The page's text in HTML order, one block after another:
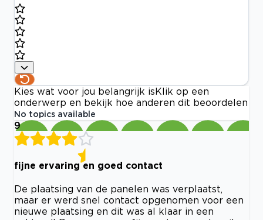
Kies wat voor jou belangrijk is Klik op een
onderwerp en bekijk hoe anderen dit beoordelen
No topics available
9
fijne ervaring en goed contact
De plaatsing van de panelen was verplaatst,
maar er werd snel contact opgenomen voor een
nieuwe plaatsing en dit was al klaar in een